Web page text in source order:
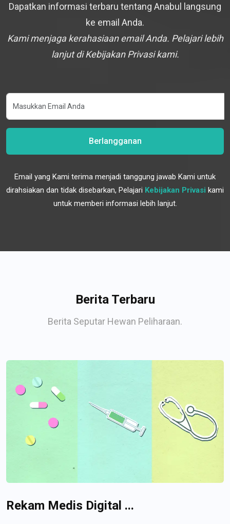
Dapatkan informasi terbaru tentang Anabul langsung
ke email Anda.
Kami menjaga kerahasiaan email Anda. Pelajari lebih
lanjut di Kebijakan Privasi kami.
Berlangganan
Email yang Kami terima menjadi tanggung jawab Kami untuk
dirahsiakan dan tidak disebarkan, Pelajari Kebijakan Privasi kami
untuk memberi informasi lebih lanjut.
Berita Terbaru
Berita Seputar Hewan Peliharaan.
Rekam Medis Digital ...